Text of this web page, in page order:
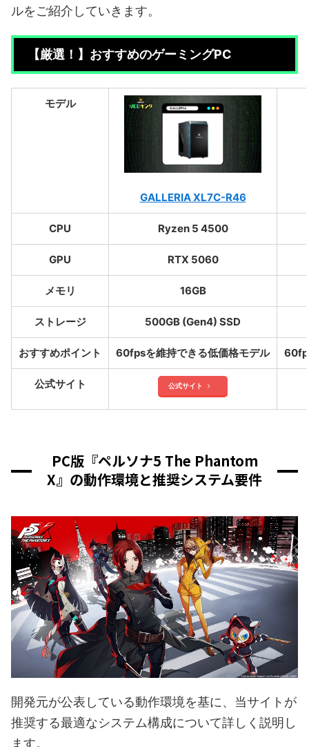
ルをご紹介していきます。
【厳選！】おすすめのゲーミングPC
モデル
GALLERIA XL7C-R46
CPU Ryzen 5 4500
GPU RTX 5060
メモリ 16GB
ストレージ 500GB (Gen4) SSD
おすすめポイント 60fpsを維持できる低価格モデル
公式サイト 公式サイト
PC版『ペルソナ5 The Phantom
X』の動作環境と推奨システム要件
開発元が公表している動作環境を基に、当サイトが
推奨する最適なシステム構成について詳しく説明し
ます。